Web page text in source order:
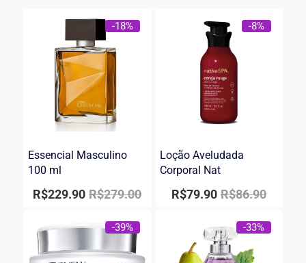
-18%
Essencial Masculino
100 ml
R$279.00
R$229.90
-8%
Loção Aveludada
Corporal Nat
R$86.90
R$79.90
-39% -33%